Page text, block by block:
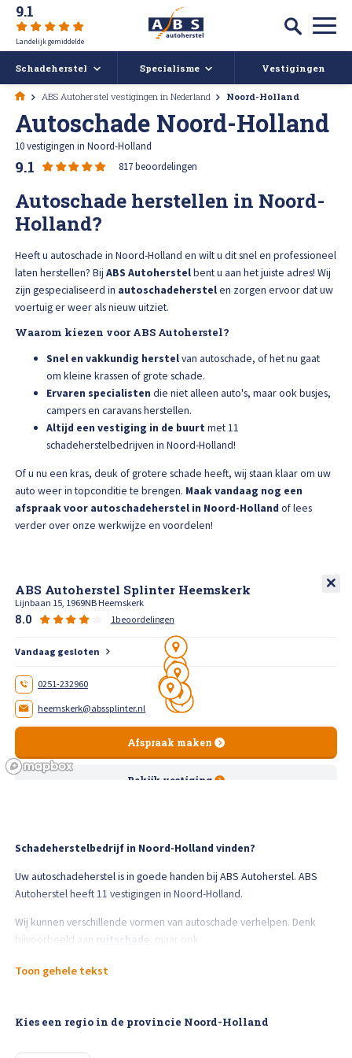
9.1
Landelijk gemiddelde
Schadeherstel Specialisme Vestigingen
Autoschade
Caravan- en camperreparatie
Ruitschade
Alle soorten Schadeherstel
Afspraak maken
Auto spuiten bij schade
Auto uitdeuken zonder spuiten
Autoruit reparatie
Bumper herstellen
Koplampen polijsten en afstellen
High Tech Schadeherstel
Lakschade herstellen
Spotrepair
Steenslag herstellen
Total loss
Afspraak maken
Over ABS
ABS Actueel
Bel ons op: 0900 - 6611111
ABS Autoherstel vestigingen in Nederland Noord-Holland
Autoschade Noord-Holland
10 vestigingen in Noord-Holland
9.1 817 beoordelingen
Autoschade herstellen in Noord-
Holland?
Heeft u autoschade in Noord-Holland en wilt u dit snel en professioneel
laten herstellen? BijABS Autoherstelbent u aan het juiste adres! Wij
zijn gespecialiseerd in autoschadeherstelen zorgen ervoor dat uw
voertuig er weer als nieuw uitziet.
Waarom kiezen voor ABS Autoherstel?
Snel en vakkundig herstelvan autoschade, of het nu gaat
om kleine krassen of grote schade.
Ervaren specialisten die niet alleen auto's, maar ook busjes,
campers en caravans herstellen.
Altijd een vestiging in de buurt met 11
schadeherstelbedrijven in Noord-Holland!
Of u nu een kras, deuk of grotere schade heeft, wij staan klaar om uw
auto weer in topconditie te brengen. Maak vandaag nog een
afspraak voor autoschadeherstel in Noord-Holland of lees
verder over onze werkwijze en voordelen!
ABS Autoherstel Splinter Heemskerk
Lijnbaan 15, 1969NB Heemskerk
8.0 1beoordelingen
Vandaag gesloten
0251-232960
heemskerk@abssplinter.nl
Afspraak maken
Bekijk vestiging
020 - 631 27 35
info@abssplinter.nl
De Fok 14 , 1742 PD Schagen
Schadeherstelbedrijf in Noord-Holland vinden?
Uw autoschadeherstel is in goede handen bij ABS Autoherstel. ABS
Autoherstel heeft 11 vestigingen in Noord-Holland.
Wij kunnen verschillende vormen van autoschade verhelpen. Denk
bijvoorbeeld aan ruitschade , maar ook
spuiten,velgenreparaties
zorgen wij voor een perfect strak resultaat, zonder de hele
Toon gehele tekst
Kies een regio in de provincie Noord-Holland